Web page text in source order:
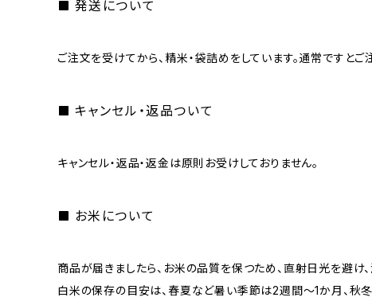
発送について
ご注文を受けてから、精米・袋詰めをしています。通常ですと
キャンセル・返品ついて
キャンセル・返品・返金は原則お受けしておりません。
お米について
商品が届きましたら、お米の品質を保つため、直射日光を避け
白米の保存の目安は、春夏など暑い季節は2週間～1か月、秋